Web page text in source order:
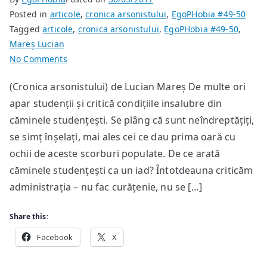
Posted in articole,cronica arsonistului, EgoPHobia #49-50
Taggedarticole, cronica arsonistului, EgoPHobia #49-50,
Mareş Lucian
No Commentson
ce
put
căminele?
(Cronica arsonistului) de Lucian Mareș De multe ori
apar studenții și critică condițiile insalubre din
căminele studențești. Se plâng că sunt neîndreptățiți,
se simț înșelați, mai ales cei ce dau prima oară cu
ochii de aceste scorburi populate. De ce arată
căminele studențești ca un iad? Întotdeauna criticăm
administrația – nu fac curățenie, nu se […]
Share this:
Facebook X